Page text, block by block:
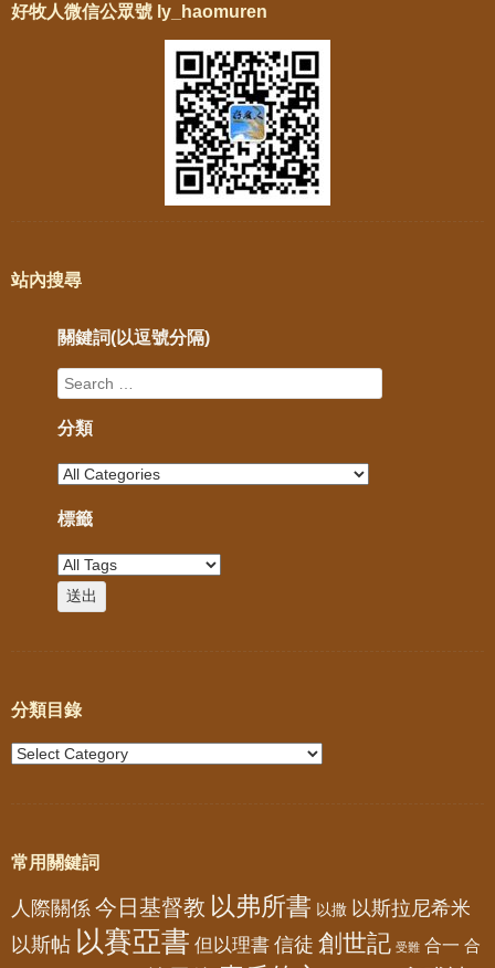
好牧人微信公眾號 ly_haomuren
站內搜尋
關鍵詞(以逗號分隔)
分類
標籤
分類目錄
常用關鍵詞
人際關係 今日基督教 以弗所書 以撒 以斯拉尼希米
以斯帖 以賽亞書 但以理書 信徒 創世記 受難 合一 合